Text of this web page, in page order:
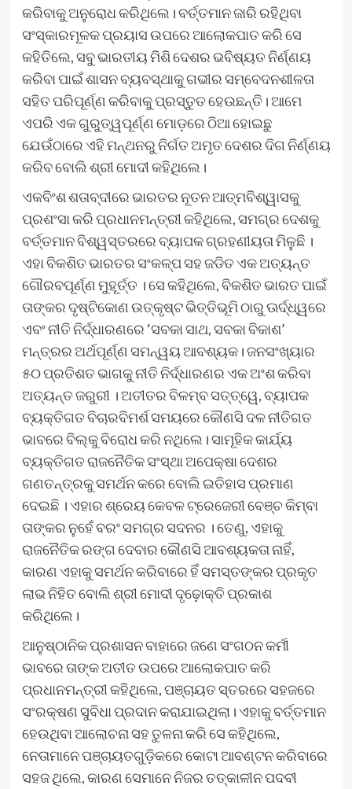
କରିବାକୁ ଅନୁରୋଧ କରିଥିଲେ। ବର୍ତ୍ତମାନ ଜାରି ରହିଥିବା
ସଂସ୍କାରମୂଳକ ପ୍ରୟାସ ଉପରେ ଆଲୋକପାତ କରି ସେ
କହିତିଲେ, ସବୁ ଭାରତୀୟ ମିଶି ଦେଶର ଭବିଷ୍ୟତ ନିର୍ଣ୍ଣୟ
କରିବା ପାଇଁ ଶାସନ ବ୍ୟବସ୍ଥାକୁ ଗଭୀର ସମ୍ବେଦନଶୀଳତା
ସହିତ ପରିପୂର୍ଣ୍ଣ କରିବାକୁ ପ୍ରସ୍ତୁତ ହେଉଛନ୍ତି। ଆମେ
ଏପରି ଏକ ଗୁରୁତ୍ୱପୂର୍ଣ୍ଣ ମୋଡ଼ରେ ଠିଆ ହୋଇଛୁ
ଯେଉଁଠାରେ ଏହି ମନ୍ଥନରୁ ନିର୍ଗତ ଅମୃତ ଦେଶର ଦିଗ ନିର୍ଣ୍ଣୟ
କରିବ ବୋଲି ଶ୍ରୀ ମୋଦୀ କହିଥିଲେ।
ଏକବିଂଶ ଶତାବ୍ଦୀରେ ଭାରତର ନୂତନ ଆତ୍ମବିଶ୍ୱାସକୁ
ପ୍ରଶଂସା କରି ପ୍ରଧାନମନ୍ତ୍ରୀ କହିଥିଲେ, ସମଗ୍ର ଦେଶକୁ
ବର୍ତ୍ତମାନ ବିଶ୍ୱସ୍ତରରେ ବ୍ୟାପକ ଗ୍ରହଣୀୟତା ମିଳୁଛି ।
ଏହା ବିକଶିତ ଭାରତର ସଂକଳ୍ପ ସହ ଜଡିତ ଏକ ଅତ୍ୟନ୍ତ
ଗୌରବପୂର୍ଣ୍ଣ ମୁହୂର୍ତ୍ତ । ସେ କହିଥିଲେ, ବିକଶିତ ଭାରତ ପାଇଁ
ତାଙ୍କର ଦୃଷ୍ଟିକୋଣ ଉତ୍କୃଷ୍ଟ ଭିତ୍ତିଭୂମି ଠାରୁ ଊର୍ଦ୍ଧ୍ୱରେ
ଏବଂ ନୀତି ନିର୍ଦ୍ଧାରଣରେ ‘ସବକା ସାଥ, ସବକା ବିକାଶ’
ମନ୍ତ୍ରର ଅର୍ଥପୂର୍ଣ୍ଣ ସମନ୍ୱୟ ଆବଶ୍ୟକ। ଜନସଂଖ୍ୟାର
୫୦ ପ୍ରତିଶତ ଭାଗକୁ ନୀତି ନିର୍ଦ୍ଧାରଣର ଏକ ଅଂଶ କରିବା
ଅତ୍ୟନ୍ତ ଜରୁରୀ । ଅତୀତର ବିଳମ୍ବ ସତ୍ତ୍ୱେ, ବ୍ୟାପକ
ବ୍ୟକ୍ତିଗତ ବିଚାରବିମର୍ଶ ସମୟରେ କୌଣସି ଦଳ ନୀତିଗତ
ଭାବରେ ବିଲ୍‌କୁ ବିରୋଧ କରି ନଥିଲେ। ସାମୂହିକ କାର୍ଯ୍ୟ
ବ୍ୟକ୍ତିଗତ ରାଜନୈତିକ ସଂସ୍ଥା ଅପେକ୍ଷା ଦେଶର
ଗଣତନ୍ତ୍ରକୁ ସମର୍ଥନ କରେ ବୋଲି ଇତିହାସ ପ୍ରମାଣ
ଦେଇଛି । ଏହାର ଶ୍ରେୟ କେବଳ ଟ୍ରେଜେରୀ ବେଞ୍ଚ କିମ୍ବା
ତାଙ୍କର ନୁହେଁ ବରଂ ସମଗ୍ର ସଦନର । ତେଣୁ, ଏହାକୁ
ରାଜନୈତିକ ରଙ୍ଗ ଦେବାର କୌଣସି ଆବଶ୍ୟକତା ନାହିଁ,
କାରଣ ଏହାକୁ ସମର୍ଥନ କରିବାରେ ହିଁ ସମସ୍ତଙ୍କର ପ୍ରକୃତ
ଲାଭ ନିହିତ ବୋଲି ଶ୍ରୀ ମୋଦୀ ଦୃଢ଼ୋକ୍ତି ପ୍ରକାଶ
କରିଥିଲେ।
ଆନୁଷ୍ଠାନିକ ପ୍ରଶାସନ ବାହାରେ ଜଣେ ସଂଗଠନ କର୍ମୀ
ଭାବରେ ତାଙ୍କ ଅତୀତ ଉପରେ ଆଲୋକପାତ କରି
ପ୍ରଧାନମନ୍ତ୍ରୀ କହିଥିଲେ, ପଞ୍ଚାୟତ ସ୍ତରରେ ସହଜରେ
ସଂରକ୍ଷଣ ସୁବିଧା ପ୍ରଦାନ କରାଯାଇଥିଲା। ଏହାକୁ ବର୍ତ୍ତମାନ
ହେଉଥିବା ଆଲୋଚନା ସହ ତୁଳନା କରି ସେ କହିଥିଲେ,
ନେତାମାନେ ପଞ୍ଚାୟତଗୁଡ଼ିକରେ କୋଟା ଆବଣ୍ଟନ କରିବାରେ
ସହଜ ଥିଲେ, କାରଣ ସେମାନେ ନିଜର ତତ୍କାଳୀନ ପଦବୀ